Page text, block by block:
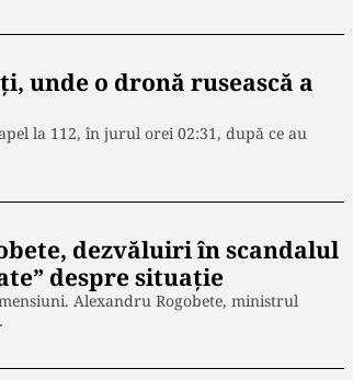
unde o dronă rusească a
la 112, în jurul orei 02:31, după ce au
dezvăluiri în scandalul
despre situație
Alexandru Rogobete, ministrul